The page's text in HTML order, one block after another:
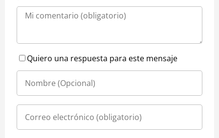
Quiero una respuesta para este mensaje